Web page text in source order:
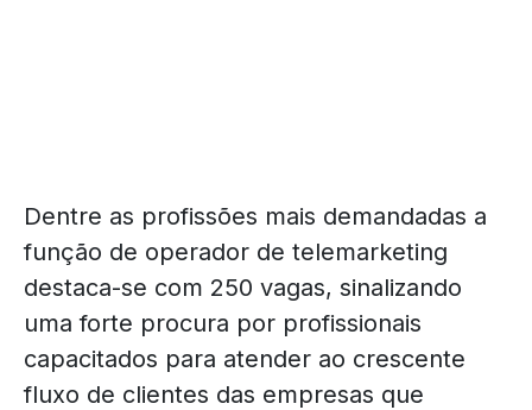
Dentre as profissões mais demandadas a
função de operador de telemarketing
destaca-se com 250 vagas, sinalizando
uma forte procura por profissionais
capacitados para atender ao crescente
fluxo de clientes das empresas que